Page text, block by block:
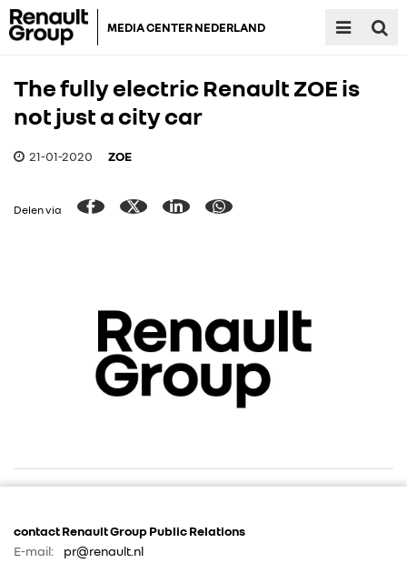
MEDIA CENTER NEDERLAND
The fully electric Renault ZOE is
not just a city car
21-01-2020 ZOE
Delen via
contact Renault Group Public Relations
E-mail:
pr@renault.nl